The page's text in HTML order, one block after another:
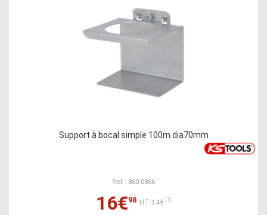
Support à bocal simple 100m dia70mm
Ref : 860.0866
16€98 HT:14€15